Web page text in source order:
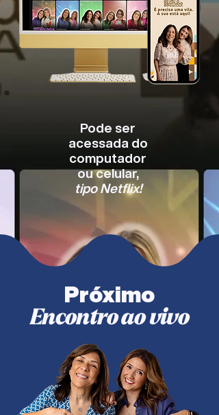
Pode ser
acessada do
computador
ou celular,
tipo Netflix!
Próximo
Encontro ao vivo